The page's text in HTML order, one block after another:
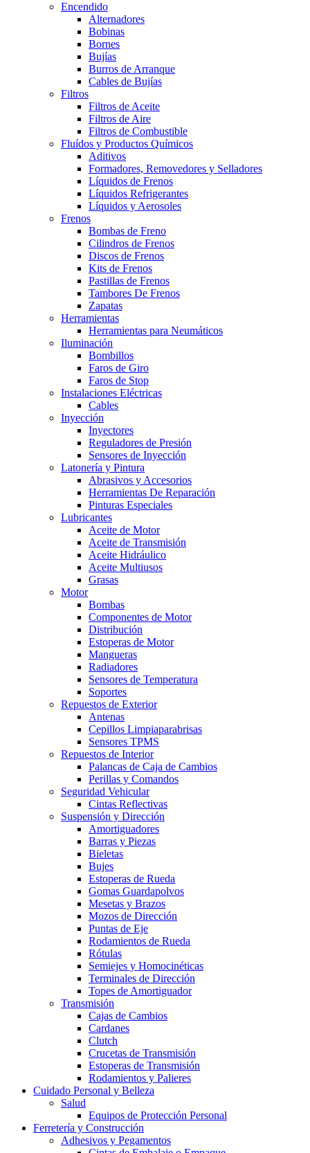
Encendido
Alternadores
Bobinas
Bornes
Bujías
Burros de Arranque
Cables de Bujías
Filtros
Filtros de Aceite
Filtros de Aire
Filtros de Combustible
Fluídos y Productos Químicos
Aditivos
Formadores, Removedores y Selladores
Líquidos de Frenos
Líquidos Refrigerantes
Líquidos y Aerosoles
Frenos
Bombas de Freno
Cilindros de Frenos
Discos de Frenos
Kits de Frenos
Pastillas de Frenos
Tambores De Frenos
Zapatas
Herramientas
Herramientas para Neumáticos
Iluminación
Bombillos
Faros de Giro
Faros de Stop
Instalaciones Eléctricas
Cables
Inyección
Inyectores
Reguladores de Presión
Sensores de Inyección
Latonería y Pintura
Abrasivos y Accesorios
Herramientas De Reparación
Pinturas Especiales
Lubricantes
Aceite de Motor
Aceite de Transmisión
Aceite Hidráulico
Aceite Multiusos
Grasas
Motor
Bombas
Componentes de Motor
Distribución
Estoperas de Motor
Mangueras
Radiadores
Sensores de Temperatura
Soportes
Repuestos de Exterior
Antenas
Cepillos Limpiaparabrisas
Sensores TPMS
Repuestos de Interior
Palancas de Caja de Cambios
Perillas y Comandos
Seguridad Vehicular
Cintas Reflectivas
Suspensión y Dirección
Amortiguadores
Barras y Piezas
Bieletas
Bujes
Estoperas de Rueda
Gomas Guardapolvos
Mesetas y Brazos
Mozos de Dirección
Puntas de Eje
Rodamientos de Rueda
Rótulas
Semiejes y Homocinéticas
Terminales de Dirección
Topes de Amortiguador
Transmisión
Cajas de Cambios
Cardanes
Clutch
Crucetas de Transmisión
Estoperas de Transmisión
Rodamientos y Palieres
Cuidado Personal y Belleza
Salud
Equipos de Protección Personal
Ferretería y Construcción
Adhesivos y Pegamentos